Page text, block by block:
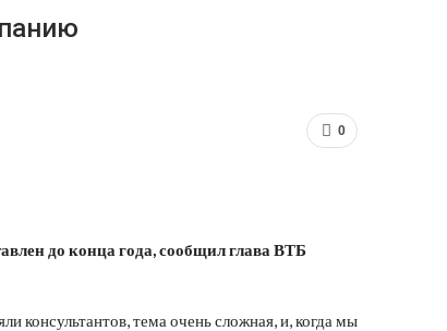
0
до конца года, сообщил глава ВТБ
консультантов, тема очень сложная, и, когда мы